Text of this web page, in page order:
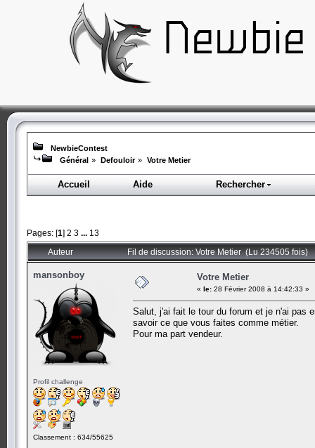
NewbieContest
Général » Defouloir » Votre Metier
Accueil Aide Rechercher
Pages: [1] 2 3 ... 13
Auteur Fil de discussion: Votre Metier (Lu 234505 fois)
mansonboy
Profil challenge
Classement : 634/55625
Votre Metier
« le: 28 Février 2008 à 14:42:33 »
Salut, j'ai fait le tour du forum et je n'ai pas
savoir ce que vous faites comme métier.
Pour ma part vendeur.